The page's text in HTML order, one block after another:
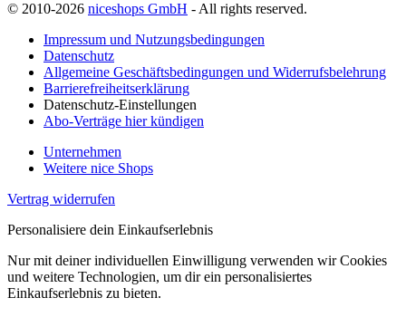
© 2010-2026 niceshops GmbH - All rights reserved.
Impressum und Nutzungsbedingungen
Datenschutz
Allgemeine Geschäftsbedingungen und Widerrufsbelehrung
Barrierefreiheitserklärung
Datenschutz-Einstellungen
Abo-Verträge hier kündigen
Unternehmen
Weitere nice Shops
Vertrag widerrufen
Personalisiere dein Einkaufserlebnis
Nur mit deiner individuellen Einwilligung verwenden wir Cookies
und weitere Technologien, um dir ein personalisiertes
Einkaufserlebnis zu bieten.